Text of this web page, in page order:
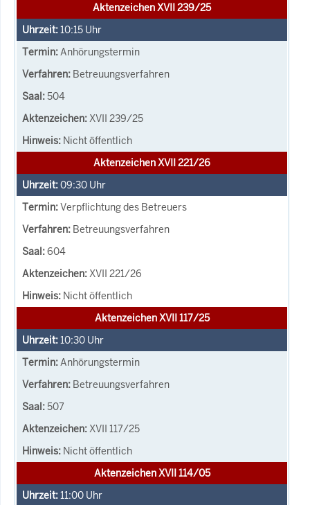
Aktenzeichen XVII 239/25
10:15 Uhr
Anhörungstermin
Betreuungsverfahren
504
XVII 239/25
Nicht öffentlich
Aktenzeichen XVII 221/26
09:30 Uhr
Verpflichtung des Betreuers
Betreuungsverfahren
604
XVII 221/26
Nicht öffentlich
Aktenzeichen XVII 117/25
10:30 Uhr
Anhörungstermin
Betreuungsverfahren
507
XVII 117/25
Nicht öffentlich
Aktenzeichen XVII 114/05
11:00 Uhr